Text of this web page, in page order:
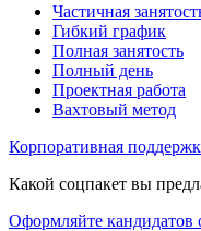
Частичная
Гибкий график
Полная занятость
Полный день
Проектная работа
Вахтовый метод
Корпоративная
Какой соцпакет вы
Оформляйте кандидатов